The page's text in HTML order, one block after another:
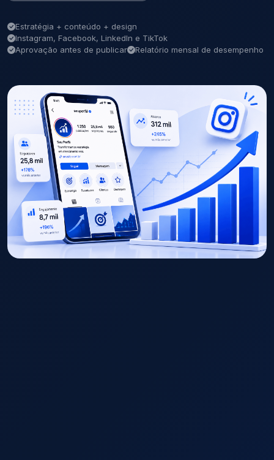
Estratégia + conteúdo + design
Instagram, Facebook, LinkedIn e TikTok
Aprovação antes de publicar
Relatório mensal de desempenho